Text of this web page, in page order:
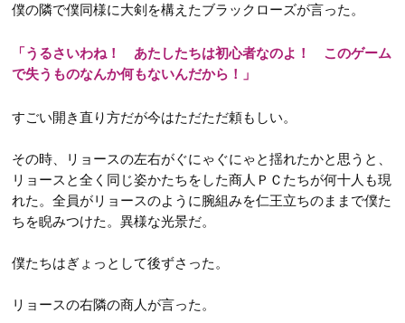
僕の隣で僕同様に大剣を構えたブラックローズが言った。
「うるさいわね！ あたしたちは初心者なのよ！ このゲーム
で失うものなんか何もないんだから！」
すごい開き直り方だが今はただただ頼もしい。
その時、リョースの左右がぐにゃぐにゃと揺れたかと思うと、
リョースと全く同じ姿かたちをした商人ＰＣたちが何十人も現
れた。全員がリョースのように腕組みを仁王立ちのままで僕た
ちを睨みつけた。異様な光景だ。
僕たちはぎょっとして後ずさった。
リョースの右隣の商人が言った。